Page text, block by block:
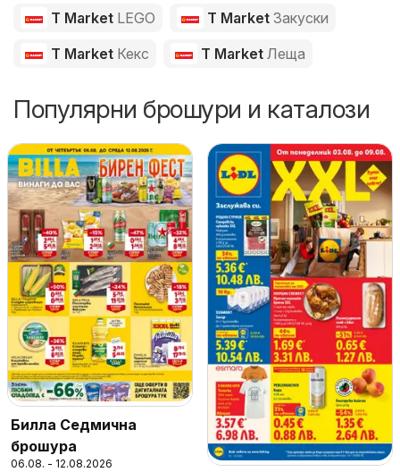
T Market LEGO T Market Закуски
T Market Кекс T Market Леща
Популярни брошури и каталози
Билла Седмична
брошура
06.08. - 12.08.2026